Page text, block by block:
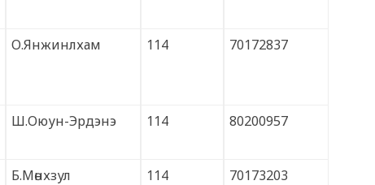
О.Янжинлхам 114 70172837
Ш.Оюун-Эрдэнэ 114 80200957
Б.Мөнхзул 114 70173203